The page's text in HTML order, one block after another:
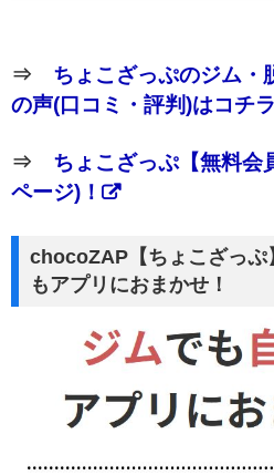
⇒ ちょこざっぷのジム・
の声(口コミ・評判)はコチラ
⇒ ちょこざっぷ【無料会
ページ)！
chocoZAP【ちょこざっぷ
もアプリにおまかせ！